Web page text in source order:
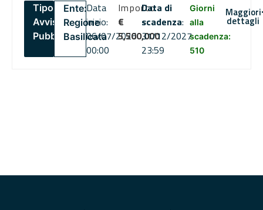
Tipo:
Avviso
Pubblico
Ente:
Regione
Basilicata
Data
inizio:
06/07/2026
00:00
Importo
€
5,500,000
Data di
scadenza:
31/12/2027
23:59
Giorni
alla
scadenza:
510
Maggiori
dettagli